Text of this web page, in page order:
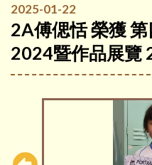
2025-01-22
2A傅偲恬 榮獲
2024暨作品展覽